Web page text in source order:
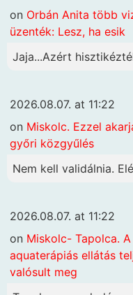
on Orbán Anita több
üzenték: Lesz, ha esik
Jaja...Azért
2026.08.07. at 11:22
on Miskolc. Ezzel
győri közgyűlés
Nem kell validálnia.
2026.08.07. at 11:22
on Miskolc- Tapolca.
aquaterápiás ellátás
valósult meg